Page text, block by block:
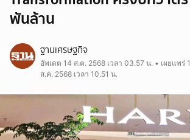
พันล้าน
ฐานเศรษฐกิจ
อัพเดต 14 ส.ค. 2568 เวลา 03.57 น. • เผยแพร่
ส.ค. 2568 เวลา 10.51 น.